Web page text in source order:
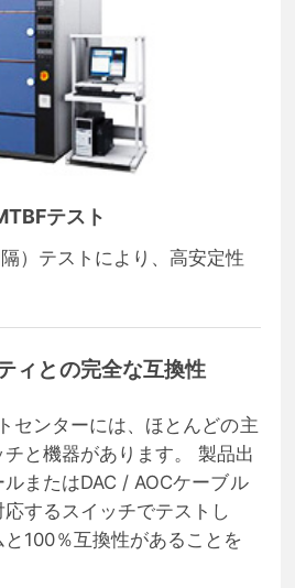
テスト
）テストにより、高安定性
ィとの完全な互換性
センターには、ほとんどの主
と機器があります。 製品出
またはDAC / AOCケーブル
するスイッチでテストし
100％互換性があることを